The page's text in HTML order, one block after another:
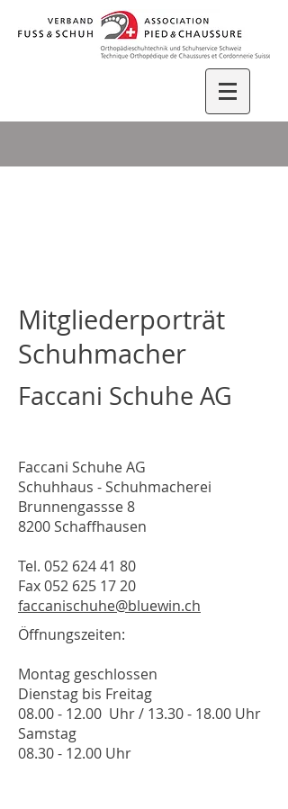
Mitgliederporträt
Schuhmacher
Faccani Schuhe AG
Faccani Schuhe AG
Schuhhaus - Schuhmacherei
Brunnengassse 8
8200 Schaffhausen
Tel. 052 624 41 80
Fax052 625 17 20
faccanischuhe@bluewin.ch
Öffnungszeiten:
Montag geschlossen
Dienstag bis Freitag
08.00 - 12.00 Uhr / 13.30 - 18.00 Uhr
Samstag
08.30 - 12.00 Uhr